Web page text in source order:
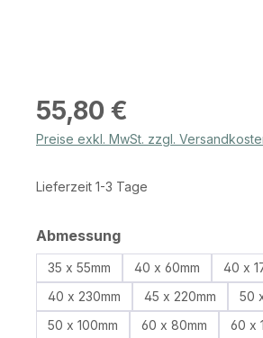
Regulärer Preis:
55,80 €
Preise exkl. MwSt. zzgl.
Lieferzeit 1-3 Tage
Abmessungauswählen
35 x 55mm 40 x 60mm
40 x
40 x 230mm
45 x 220mm
50
50 x 100mm
60 x 80mm
60 x